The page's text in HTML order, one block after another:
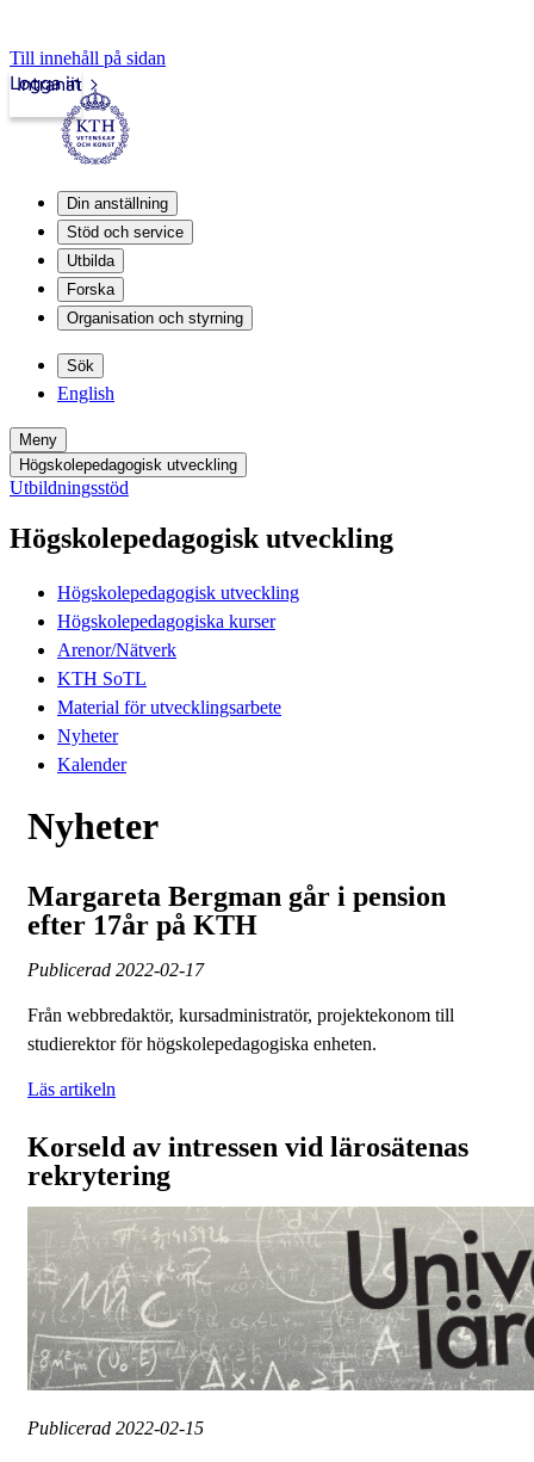
Till innehåll på sidan
Intranät
Logga in
Din anställning
Stöd och service
Utbilda
Forska
Organisation och styrning
Sök
English
Meny
Högskolepedagogisk utveckling
Utbildningsstöd
Högskolepedagogisk utveckling
Högskolepedagogisk utveckling
Högskolepedagogiska kurser
Arenor/Nätverk
KTH SoTL
Material för utvecklingsarbete
Nyheter
Kalender
Nyheter
Margareta Bergman går i pension
efter 17år på KTH
Publicerad 2022-02-17
Från webbredaktör, kursadministratör, projektekonom till
studierektor för högskolepedagogiska enheten.
Läs artikeln
Korseld av intressen vid lärosätenas
rekrytering
Publicerad 2022-02-15